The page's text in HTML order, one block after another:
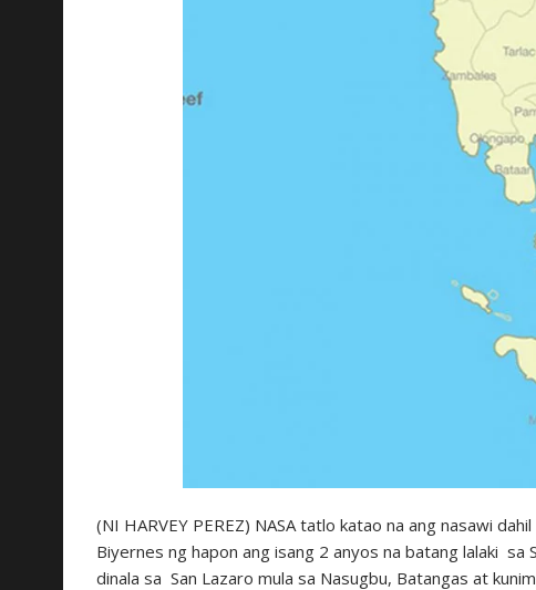
(NI HARVEY PEREZ) NASA tatlo katao na ang nasawi
Biyernes ng hapon ang isang 2 anyos na batang lalaki
dinala sa San Lazaro mula sa Nasugbu, Batangas at